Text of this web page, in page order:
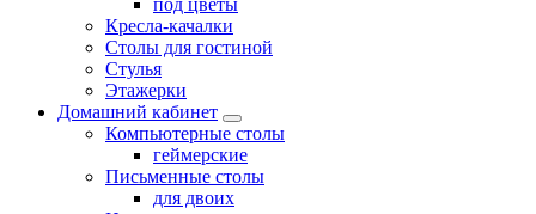
под цветы
Кресла-качалки
Столы для гостиной
Стулья
Этажерки
Домашний кабинет
Компьютерные столы
геймерские
Письменные столы
для двоих